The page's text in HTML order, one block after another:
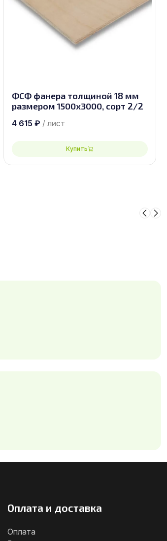
ФСФ фанера толщиной 18 мм
размером 1500х3000, сорт 2/2
4 615 ₽ / лист
Купить
Оплата и доставка
Оплата